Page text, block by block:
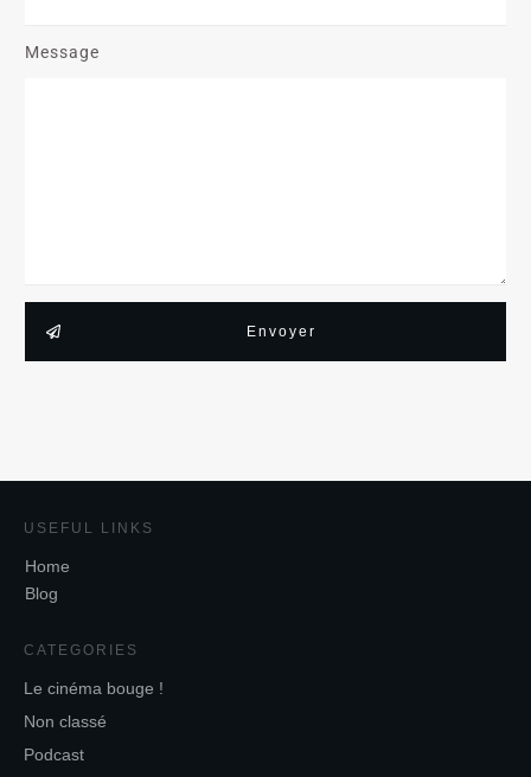
Message
Envoyer
USEFUL LINKS
Home
Blog
CATEGORIES
Le cinéma bouge !
Non classé
Podcast